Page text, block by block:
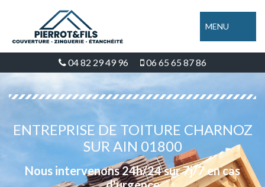
MENU
04 82 29 49 96 06 65 65 87 86
ENTREPRISE DE TOITURE CHARNOZ
SUR AIN 01800
Nous intervenons 24h/24 sur 7j/7 en cas